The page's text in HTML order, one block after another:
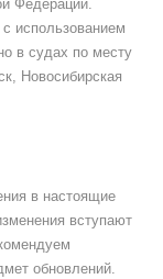
Федерации.
использованием
в судах по месту
Новосибирская
в настоящие
вступают
обновлений.